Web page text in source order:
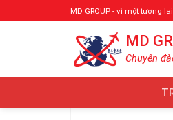
qua
MD GROUP - vì một tương
MD
Chuyên